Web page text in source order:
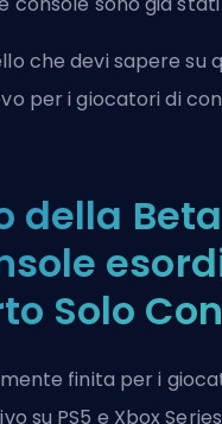
che devi sapere su
per i giocatori di
della
Solo
finita per i
su PS5 e Xbox